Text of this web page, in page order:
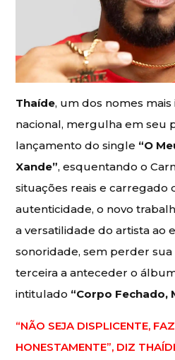
Thaíde, um dos nomes
nacional, mergulha em seu
lançamento do single “O
Xande”, esquentando o
situações reais e carregado
autenticidade, o novo
a versatilidade do artista ao
sonoridade, sem perder sua
terceira a anteceder o
intitulado “Corpo Fechado,
“NÃO SEJA DISPLICENTE,
HONESTAMENTE”, DIZ